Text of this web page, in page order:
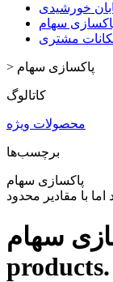
خورشیدی
سهام
مشتری
> پاکسازی سهام
کاتالوگ
محصولات ویژه
برچسب‌ها
پاکسازی سهام
با مقادیر محدود
products.